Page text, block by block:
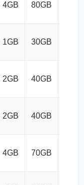
4GB 80GB
1GB 30GB
2GB 40GB
2GB 40GB
4GB 70GB